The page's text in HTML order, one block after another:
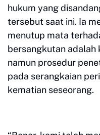
hukum yang
tersebut saat ini. Ia
menutup mata
bersangkutan adalah
namun prosedur
pada serangkaian
kematian seseorang.